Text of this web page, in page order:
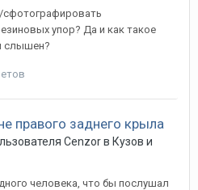
упор? Да и как такое
слышен?
правого заднего крыла
Cenzorв Кузов и
человека, что бы послушал